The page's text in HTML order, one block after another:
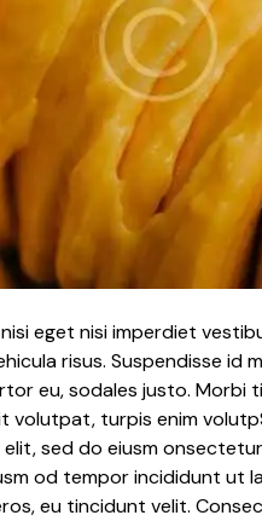
eget nisi imperdiet
risus. Suspendisse id
eu, sodales justo. Morbi
volutpat, turpis enim
elit, sed do eiusm
od tempor incididunt ut
eu tincidunt velit.